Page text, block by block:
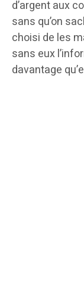
d’argent aux
sans qu’on
choisi de les
sans eux
davantage